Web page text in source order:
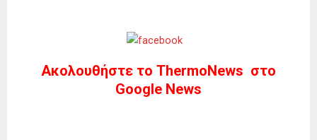
Ακολουθήστε το ThermoNews στο
Google News